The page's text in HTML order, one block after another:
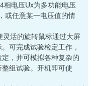
相电压Ux为多功能电压
或任意某一电压值的情
活的旋转鼠标通过大屏
可完成试验检定工作，
，并可模拟各种复杂的
组试验。开机即可使